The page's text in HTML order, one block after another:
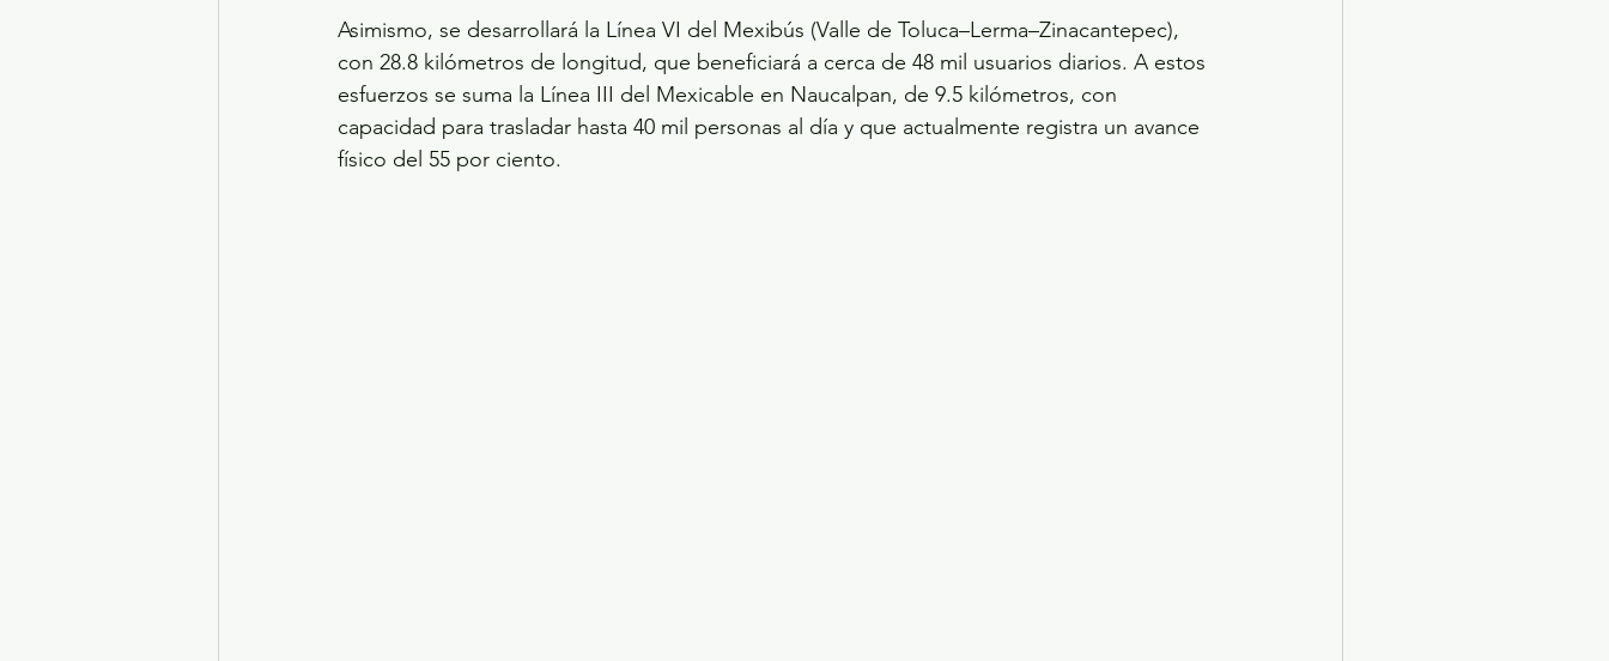
Asimismo, se desarrollará la Línea VI del Mexibús (Valle de Toluca–Lerma–Zinacantepec),
con 28.8 kilómetros de longitud, que beneficiará a cerca de 48 mil usuarios diarios. A estos
esfuerzos se suma la Línea III del Mexicable en Naucalpan, de 9.5 kilómetros, con
capacidad para trasladar hasta 40 mil personas al día y que actualmente registra un avance
físico del 55 por ciento.